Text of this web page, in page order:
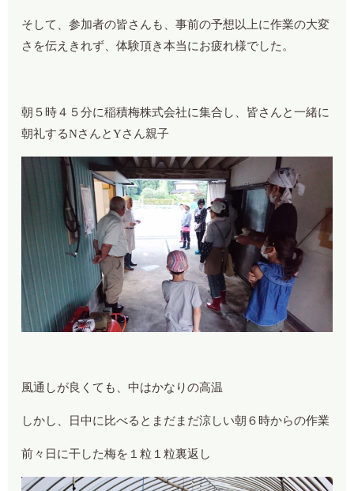
そして、参加者の皆さんも、事前の予想以上に作業の大変
さを伝えきれず、体験頂き本当にお疲れ様でした。
朝５時４５分に稲積梅株式会社に集合し、皆さんと一緒に
朝礼するNさんとYさん親子
風通しが良くても、中はかなりの高温
しかし、日中に比べるとまだまだ涼しい朝６時からの作業
前々日に干した梅を１粒１粒裏返し